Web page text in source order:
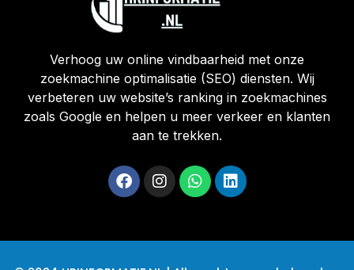
Verhoog uw online vindbaarheid met onze
zoekmachine optimalisatie (SEO) diensten. Wij
verbeteren uw website’s ranking in zoekmachines
zoals Google en helpen u meer verkeer en klanten
aan te trekken.